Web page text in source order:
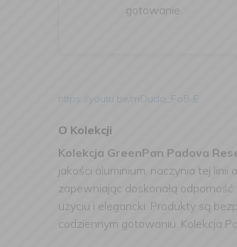
gotowanie.
https://youtu.be/mOudo_Fo8-E
O Kolekcji
Kolekcja GreenPan Padova
jakości aluminium, naczynia tej
zapewniając doskonałą
użyciu i elegancki. Produkty są
codziennym gotowaniu. Kolekcja